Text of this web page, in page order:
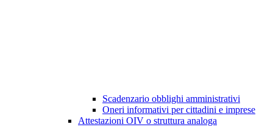
Scadenzario obblighi amministrativi
Oneri informativi per cittadini e imprese
Attestazioni OIV o struttura analoga